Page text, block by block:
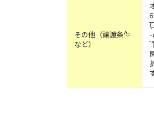
その他（譲渡条件
など）
(